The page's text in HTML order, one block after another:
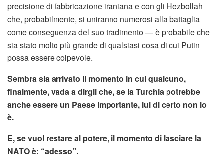
precisione di fabbricazione iraniana e con gli Hezbollah
che, probabilmente, si uniranno numerosi alla battaglia
come conseguenza del suo tradimento — è probabile che
sia stato molto più grande di qualsiasi cosa di cui Putin
possa essere colpevole.
Sembra sia arrivato il momento in cui qualcuno,
finalmente, vada a dirgli che, se la Turchia potrebbe
anche essere un Paese importante, lui di certo non lo
è.
E, se vuol restare al potere, il momento di lasciare la
NATO è: “adesso”.